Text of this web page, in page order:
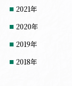
2021年
2020年
2019年
2018年